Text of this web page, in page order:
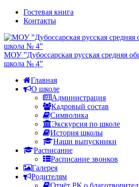
Гостевая книга
Контакты
МОУ ”Дубоссарская русская средняя
школа № 4”
Главная
О школе
Администрация
Кадровый состав
Символика
Экскурсия по школе
История школы
Наши выпускники
Расписание
Расписание звонков
Галерея
Родителям
Отчёт РК о